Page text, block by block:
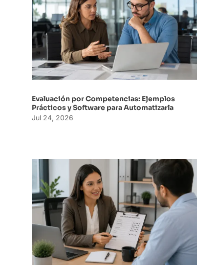
Evaluación por Competencias: Ejemplos
Prácticos y Software para Automatizarla
Jul 24, 2026